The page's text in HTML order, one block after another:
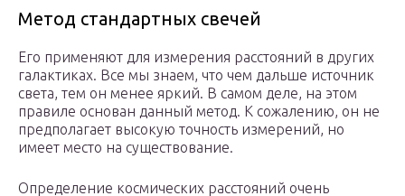
Метод стандартных свечей
Его применяют для измерения расстояний в других
галактиках. Все мы знаем, что чем дальше источник
света, тем он менее яркий. В самом деле, на этом
правиле основан данный метод. К сожалению, он не
предполагает высокую точность измерений, но
имеет место на существование.
Определение космических расстояний очень